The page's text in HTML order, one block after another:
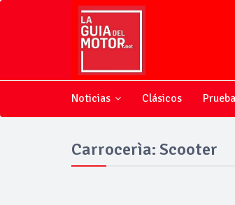
Noticias Clásicos
Carrocerìa: Scooter